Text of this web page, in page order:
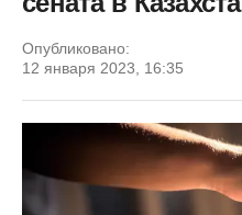
Опубликовано:
12 января 2023, 16:35